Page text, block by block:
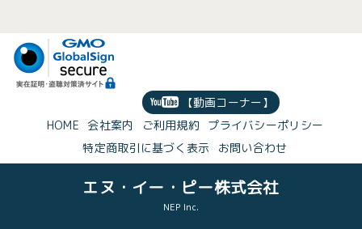
【動画コーナー】
HOME 会社案内 ご利用規約 プライバシーポリシー
特定商取引に基づく表示
お問い合わせ
エヌ・イー・ピー株式会社
NEP Inc.